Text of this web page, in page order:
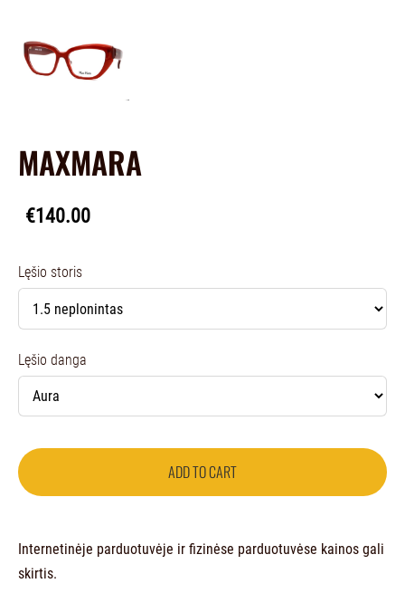
MAXMARA
€140.00
Lęšio storis
Lęšio danga
ADD TO CART
Internetinėje parduotuvėje ir fizinėse parduotuvėse kainos gali
skirtis.